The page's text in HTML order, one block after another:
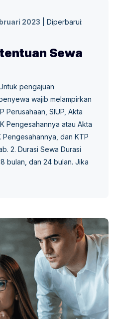
2023
Diperbarui:
Sewa
pengajuan
wajib melampirkan
Perusahaan, SIUP, Akta
Pengesahannya atau Akta
Pengesahannya, dan KTP
2. Durasi Sewa Durasi
bulan, dan 24 bulan. Jika